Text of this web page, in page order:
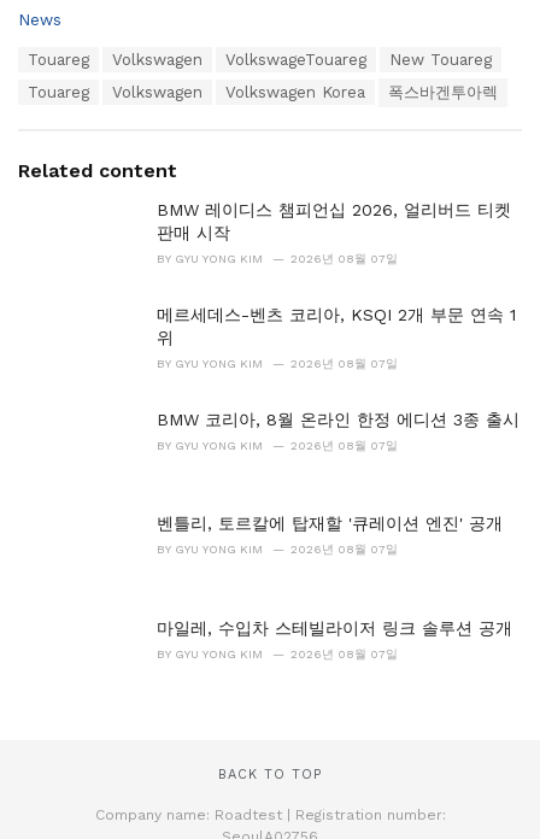
C
i
News
Touareg Volkswagen VolkswageTouareg
New Touareg
Touareg
Volkswagen Volkswagen Korea 폭스바겐투아렉
Related content
BMW 레이디스 챔피언십 2026, 얼리버드 티켓
판매 시작
BY GYU YONG KIM 2026년 08월 07일
메르세데스-벤츠 코리아, KSQI 2개 부문 연속 1
위
BY GYU YONG KIM 2026년 08월 07일
BMW 코리아, 8월 온라인 한정 에디션 3종 출시
BY GYU YONG KIM 2026년 08월 07일
벤틀리, 토르칼에 탑재할 '큐레이션 엔진' 공개
BY GYU YONG KIM 2026년 08월 07일
마일레, 수입차 스테빌라이저 링크 솔루션 공개
BY GYU YONG KIM 2026년 08월 07일
BACK TO TOP
Company name: Roadtest | Registration number: